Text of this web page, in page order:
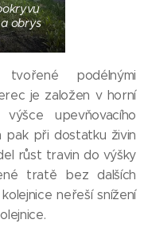
obrys
podélnými
je založen v horní
upevňovacího
pak při dostatku živin
růst travin do výšky
tratě bez dalších
neřeší snížení